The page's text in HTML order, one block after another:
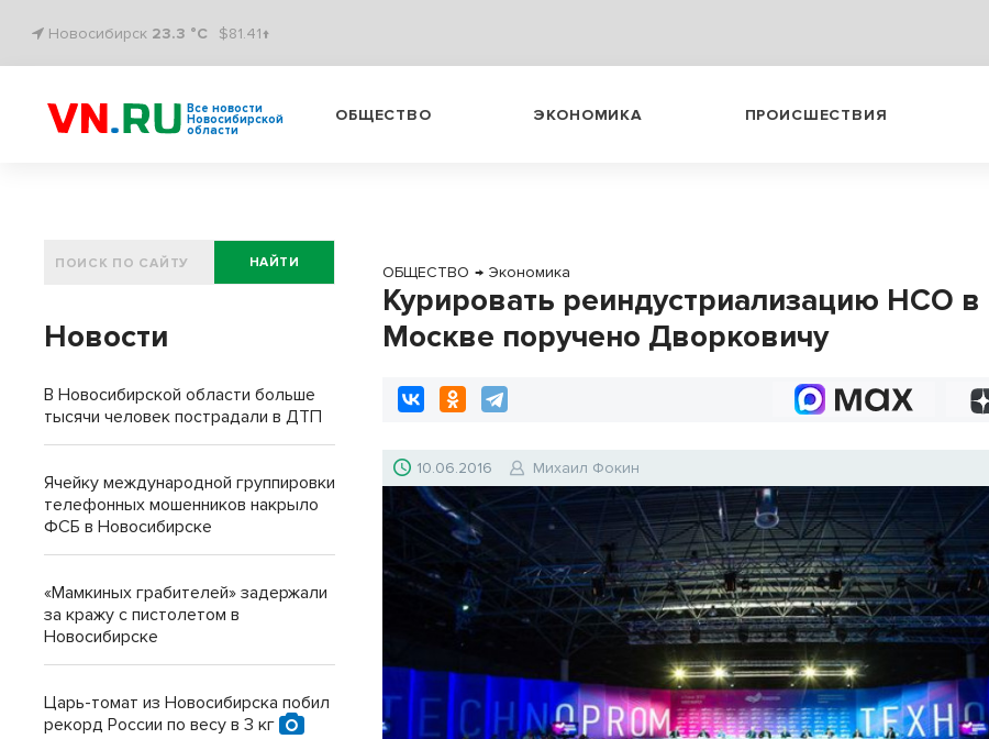
Новосибирск 23.3 °C $81.41↑
Все новости
Новосибирской
области
ОБЩЕСТВО ЭКОНОМИКА ПРОИСШЕСТВИЯ
ОБЩЕСТВО → Экономика
Курировать реиндустриализацию НСО в
Москве поручено Дворковичу
10.06.2016 Михаил Фокин
НАЙТИ
Новости
В Новосибирской области больше
тысячи человек пострадали в ДТП
Ячейку международной группировки
телефонных мошенников накрыло
ФСБ в Новосибирске
«Мамкиных грабителей» задержали
за кражу с пистолетом в
Новосибирске
Царь-томат из Новосибирска побил
рекорд России по весу в 3 кг